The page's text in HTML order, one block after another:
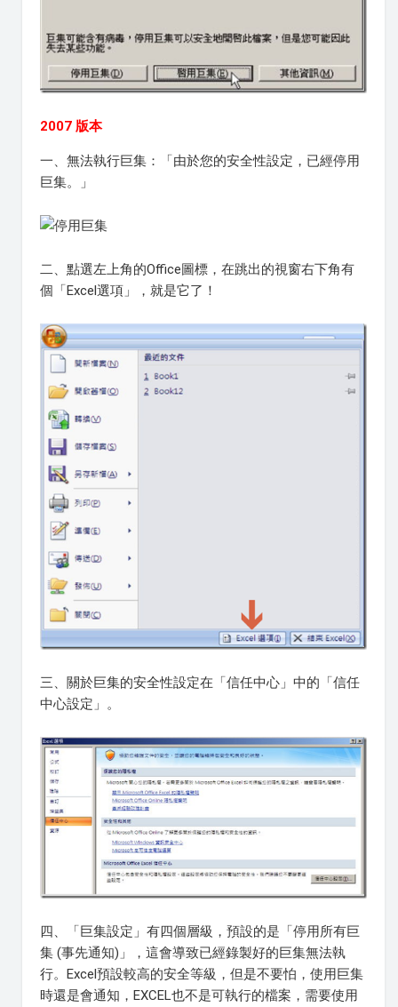
2007 版本
一、無法執行巨集：「由於您的安全性設定，已經停用
巨集。」
二、點選左上角的Office圖標，在跳出的視窗右下角有
個「Excel選項」，就是它了！
三、關於巨集的安全性設定在「信任中心」中的「信任
中心設定」。
四、「巨集設定」有四個層級，預設的是「停用所有巨
集 (事先通知)」，這會導致已經錄製好的巨集無法執
行。Excel預設較高的安全等級，但是不要怕，使用巨集
時還是會通知，EXCEL也不是可執行的檔案，需要使用